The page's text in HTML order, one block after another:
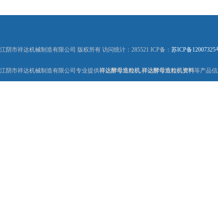
江阴市祥达机械制造有限公司 版权所有 访问统计：285521 ICP备： 苏ICP备12007325
江阴市祥达机械制造有限公司专业提供祥达酵母造粒机,祥达酵母造粒机资料等产品